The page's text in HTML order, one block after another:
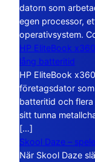
datorn som
egen processor,
operativsystem.
HP EliteBook
lång batteritid
HP EliteBook
företagsdator
batteritid och
sitt tunna
[…]
Skool Daze –
När Skool Daze